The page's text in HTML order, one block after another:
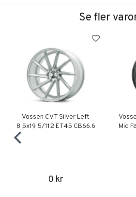
Se fler
Vossen CVT Silver Left
8.5x19 5/112 ET45 CB66.6
0 kr
Mid